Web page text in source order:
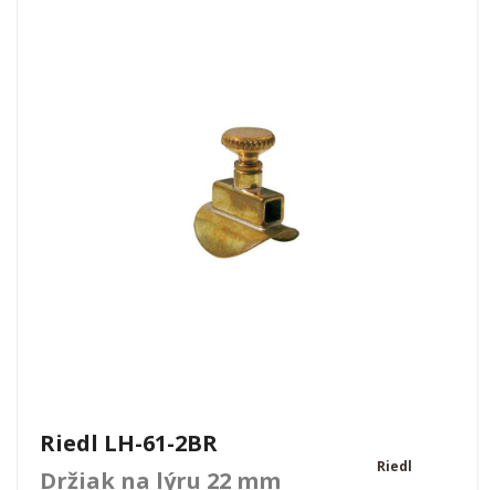
Riedl LH-61-2BR
Držiak na lýru 22 mm
Riedl